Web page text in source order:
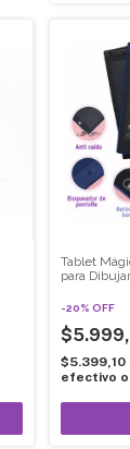
Tablet
para
-20% OFF
$5.399,10
efectivo